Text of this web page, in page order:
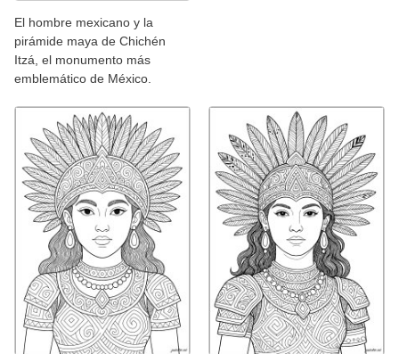
El hombre mexicano y la
pirámide maya de Chichén
Itzá, el monumento más
emblemático de México.